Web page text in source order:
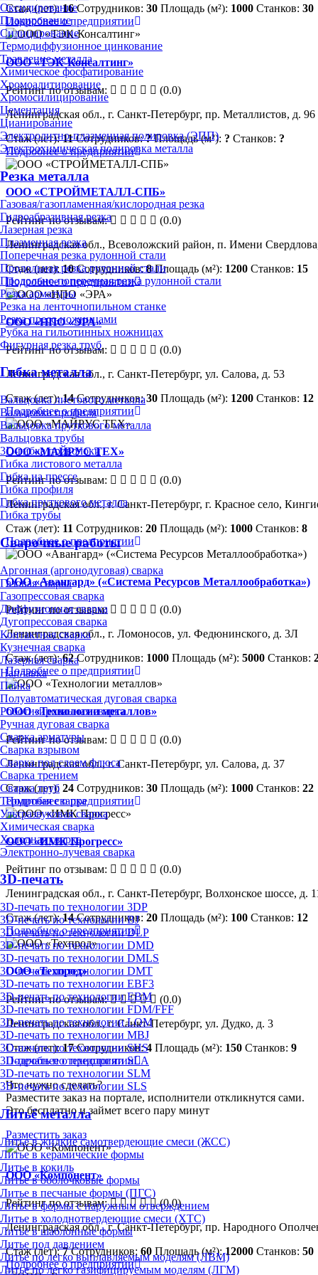
Оксидирование
Плакирование
Силицирование
Термодиффузионное цинкование
Травление металла
Химическое фосфатирование
Хромоалитирование
Хромосилицирование
Цементация
Цианирование
Электролитно-плазменная полировка (ЭПП)
Электрохимическая полировка металла
Резка металла
Газовая/газопламенная/кислородная резка
Гидроабразивная резка
Лазерная резка
Плазменная резка
Поперечная резка рулонной стали
Продольная резка рулонной стали
Продольно-поперечная резка рулонной стали
Резка арматуры
Резка на ленточнопильном станке
Резка пресс-ножницами
Рубка на гильотинных ножницах
Фигурная резка труб
Гибка металла
Вальцовка листового металла
Вальцовка профиля
Вальцовка пруткового металла
Вальцовка трубы
3D-гибка проволоки
Гибка листового металла
Гибка на прессе
Гибка профиля
Гибка пруткового металла
Гибка трубы
Сварочные работы
Аргонная (аргонодуговая) сварка
Газовая сварка
Газопрессовая сварка
Диффузионная сварка
Дугопрессовая сварка
Контактная сварка
Кузнечная сварка
Лазерная сварка
Наплавка
Пайка
Полуавтоматическая дуговая сварка
Роботизированная сварка
Ручная дуговая сварка
Сварка арматуры
Сварка взрывом
Сварка под слоем флюса
Сварка трением
Сварка труб
Термитная сварка
Ультразвуковая сварка
Химическая сварка
Холодная сварка
Электронно-лучевая сварка
3D-печать
3D-печать по технологии 3DP
3D-печать по технологии BJ
3D-печать по технологии DLP
3D-печать по технологии DMD
3D-печать по технологии DMLS
3D-печать по технологии DMT
3D-печать по технологии EBF3
3D-печать по технологии EBM
3D-печать по технологии FDM/FFF
3D-печать по технологии LOM
3D-печать по технологии MBJ
3D-печать по технологии SHS
3D-печать по технологии SLA
3D-печать по технологии SLM
3D-печать по технологии SLS
Литьё металла
Литье в жидкие самотвердеющие смеси (ЖСС)
Литье в керамические формы
Литье в кокиль
Литье в оболочковые формы
Литье в песчаные формы (ПГС)
Литье в формы с наружным отверждением
Литье в холоднотвердеющие смеси (ХТС)
Литье в шаблонные формы
Литье под давлением
Литье по легко выплавляемым моделям (ЛВМ)
Литье по легко газифицируемым моделям (ЛГМ)
Стаж (лет):16 Сотрудников: 30 Площадь (м²): 1000 Станков: 30
Подробнее о предприятии
ООО «ТЭК-Консалтинг»
Рейтинг по отзывам:
(0.0)
Ленинградская обл., г. Санкт-Петербург, пр. Металлистов, д. 96
Стаж (лет):11 Сотрудников:? Площадь (м²): ? Станков: ?
Подробнее о предприятии
ООО «СТРОЙМЕТАЛЛ-СПБ»
Рейтинг по отзывам:
(0.0)
Ленинградская обл., Всеволожский район, п. Имени
Стаж (лет):10 Сотрудников:8 Площадь (м²): 1200 Станков: 15
Подробнее о предприятии
ООО «НПО «ЭРА»
Рейтинг по отзывам:
(0.0)
Ленинградская обл., г. Санкт-Петербург, ул. Салова, д. 53
Стаж (лет):14 Сотрудников:30 Площадь (м²): 1200 Станков: 12
Подробнее о предприятии
ООО «МАЙРУС ТЕХ»
Рейтинг по отзывам:
(0.0)
Ленинградская обл., г. Санкт-Петербург, г. Красное село,
Стаж (лет): 11 Сотрудников: 20 Площадь (м²): 1000 Станков: 8
Подробнее о предприятии
ООО «Авангард» («Система Ресурсов Металлообработка»)
Рейтинг по отзывам:
(0.0)
Ленинградская обл., г. Ломоносов, ул. Федюнинского, д. 3Л
Стаж (лет):62 Сотрудников: 1000 Площадь (м²): 5000 Станков:
Подробнее о предприятии
ООО «Технологии металлов»
Рейтинг по отзывам:
(0.0)
Ленинградская обл., г. Санкт-Петербург, ул. Салова, д. 37
Стаж (лет): 24 Сотрудников: 30 Площадь (м²): 1000 Станков: 22
Подробнее о предприятии
ООО «ИМК Прогресс»
Рейтинг по отзывам:
(0.0)
Ленинградская обл., г. Санкт-Петербург, Волхонское шоссе, д.
Стаж (лет):14 Сотрудников: 20 Площадь (м²): 100 Станков: 12
Подробнее о предприятии
ООО «Техпрод»
Рейтинг по отзывам:
(0.0)
Ленинградская обл., г. Санкт-Петербург, ул. Дудко, д. 3
Стаж (лет):17 Сотрудников:4 Площадь (м²): 150 Станков: 9
Подробнее о предприятии
Что нужно сделать?
Разместите заказ на портале, исполнители откликнутся сами.
Это бесплатно и займет всего пару минут
Разместить заказ
ООО «Компонент»
Рейтинг по отзывам:
(0.0)
Ленинградская обл., г. Санкт-Петербург, пр. Народного
Стаж (лет):7 Сотрудников: 60 Площадь (м²):12000 Станков: 50
Подробнее о предприятии